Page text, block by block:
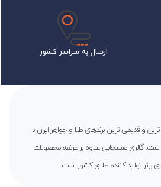
ارسال به سراسر کشور
و قدیمی ترین برندهای طلا و جواهر ایران با
گالری مستجابی علاوه بر عرضه محصولات
برتر تولید کننده طلای کشور است.